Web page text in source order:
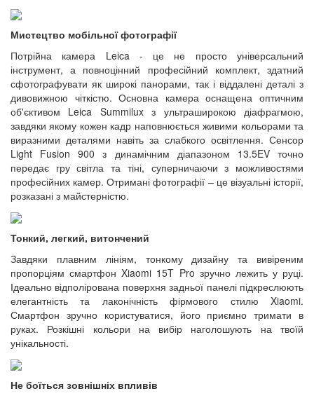
Мистецтво мобільної фотографії
Потрійна камера Leica - це не просто універсальний
інструмент, а повноцінний професійний комплект, здатний
сфотографувати як широкі панорами, так і віддалені деталі з
дивовижною чіткістю. Основна камера оснащена оптичним
об'єктивом Leica Summilux з ультраширокою діафрагмою,
завдяки якому кожен кадр наповнюється живими кольорами та
виразними деталями навіть за слабкого освітлення. Сенсор
Light Fusion 900 з динамічним діапазоном 13.5EV точно
передає гру світла та тіні, суперничаючи з можливостями
професійних камер. Отримані фотографії – це візуальні історії,
розказані з майстерністю.
Тонкий, легкий, витончений
Завдяки плавним лініям, тонкому дизайну та вивіреним
пропорціям смартфон Xiaomi 15T Pro зручно лежить у руці.
Ідеально відполірована поверхня задньої панелі підкреслюють
елегантність та лаконічність фірмового стилю Xiaomi.
Смартфон зручно користуватися, його приємно тримати в
руках. Розкішні кольори на вибір наголошують на твоїй
унікальності.
Не боїться зовнішніх впливів